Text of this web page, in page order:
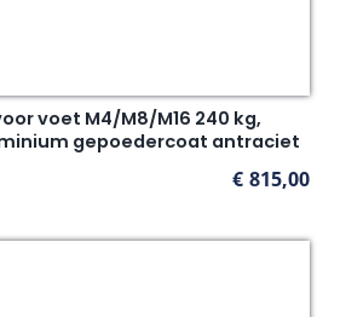
voet M4/M8/M16 240 kg,
gepoedercoat antraciet
€ 815,00